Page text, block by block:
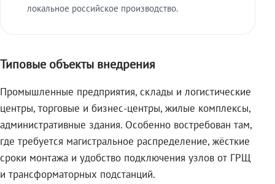
локальное российское производство.
Типовые объекты внедрения
Промышленные предприятия, склады и логистические
центры, торговые и бизнес-центры, жилые комплексы,
административные здания. Особенно востребован там,
где требуется магистральное распределение, жёсткие
сроки монтажа и удобство подключения узлов от ГРЩ
и трансформаторных подстанций.